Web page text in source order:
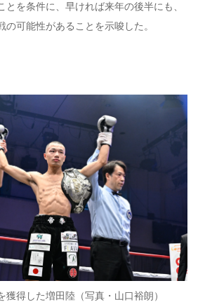
とを条件に、早ければ来年の後半にも、
の可能性があることを示唆した。
獲得した増田陸（写真・山口裕朗）